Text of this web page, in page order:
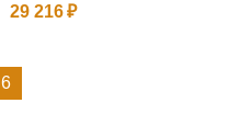
29 216
6